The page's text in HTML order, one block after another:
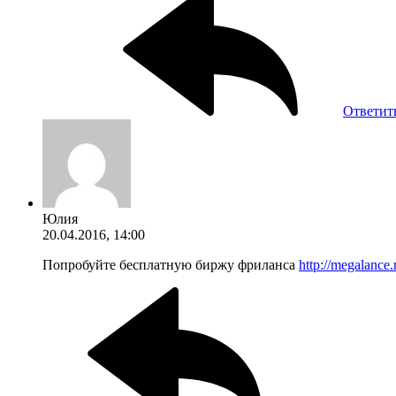
Юлия
20.04.2016, 14:00
Попробуйте бесплатную биржу фриланса http://